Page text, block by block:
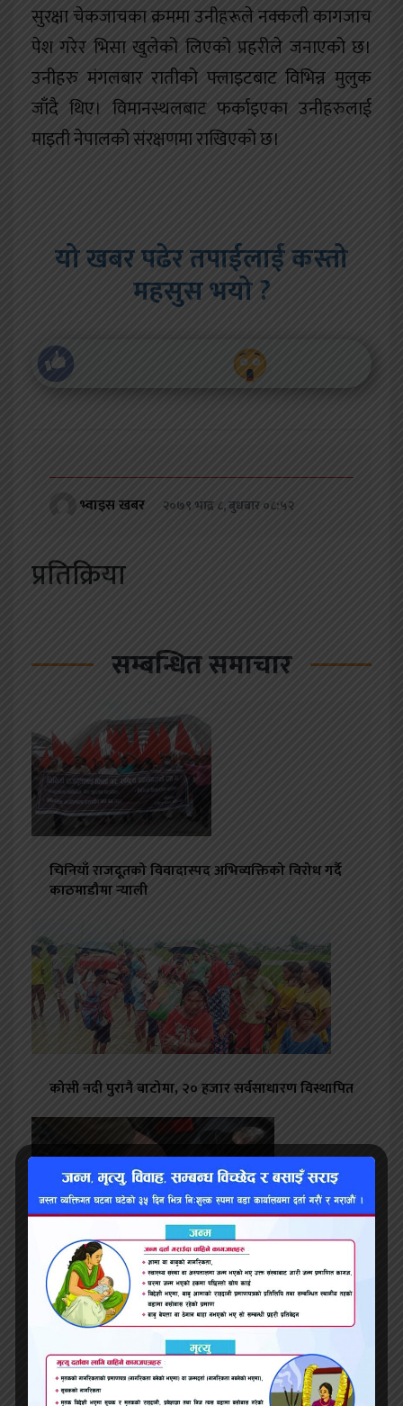
सुरक्षा चेकजाचका क्रममा उनीहरूले नक्कली कागजाच
पेश गरेर भिसा खुलेको लिएको प्रहरीले जनाएको छ।
उनीहरु मंगलबार रातीको फ्लाइटबाट विभिन्न मुलुक
जाँदै थिए। विमानस्थलबाट फर्काइएका उनीहरुलाई
माइती नेपालको संरक्षणमा राखिएको छ।
यो खबर पढेर तपाईलाई कस्तो
महसुस भयो ?
भ्वाइस खबर २०७९ भाद्र ८, बुधबार ०८:५२
प्रतिक्रिया
सम्बन्धित समाचार
चिनियाँ राजदूतको विवादास्पद अभिव्यक्तिको विरोध गर्दै
काठमाडौमा र्‍याली
कोसी नदी पुरानै बाटोमा, २० हजार सर्वसाधारण विस्थापित
मधेश र कोशी प्रदेशमा सवारीसाधनमा अब इम्बोस्ड नम्बर
अनिवार्य लगाउनु पर्ने